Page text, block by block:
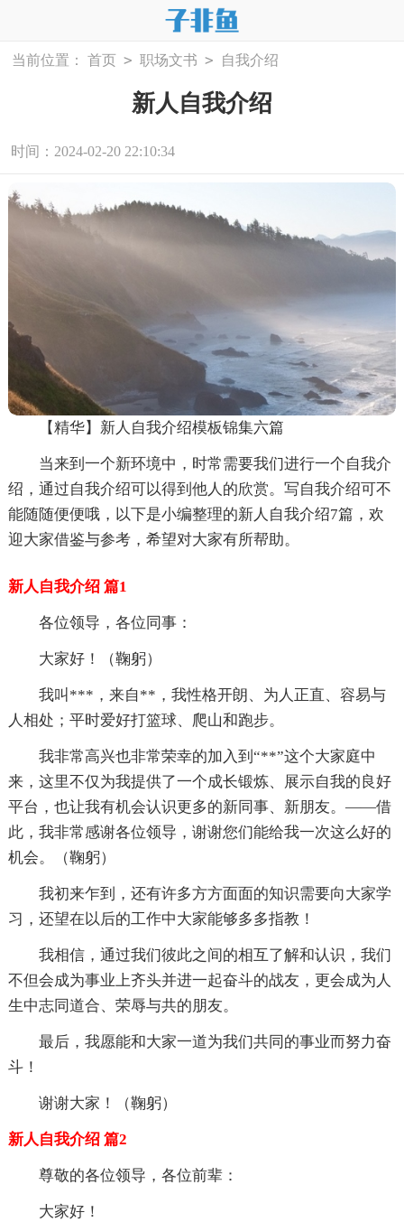
当前位置： 首页 > 职场文书 > 自我介绍
新人自我介绍
时间：2024-02-20 22:10:34
【精华】新人自我介绍模板锦集六篇
当来到一个新环境中，时常需要我们进行一个自我介
绍，通过自我介绍可以得到他人的欣赏。写自我介绍可不
能随随便便哦，以下是小编整理的新人自我介绍7篇，欢
迎大家借鉴与参考，希望对大家有所帮助。
新人自我介绍 篇1
各位领导，各位同事：
大家好！（鞠躬）
我叫***，来自**，我性格开朗、为人正直、容易与
人相处；平时爱好打篮球、爬山和跑步。
我非常高兴也非常荣幸的加入到“**”这个大家庭中
来，这里不仅为我提供了一个成长锻炼、展示自我的良好
平台，也让我有机会认识更多的新同事、新朋友。——借
此，我非常感谢各位领导，谢谢您们能给我一次这么好的
机会。（鞠躬）
我初来乍到，还有许多方方面面的知识需要向大家学
习，还望在以后的工作中大家能够多多指教！
我相信，通过我们彼此之间的相互了解和认识，我们
不但会成为事业上齐头并进一起奋斗的战友，更会成为人
生中志同道合、荣辱与共的朋友。
最后，我愿能和大家一道为我们共同的事业而努力奋
斗！
谢谢大家！（鞠躬）
新人自我介绍 篇2
尊敬的各位领导，各位前辈：
大家好！